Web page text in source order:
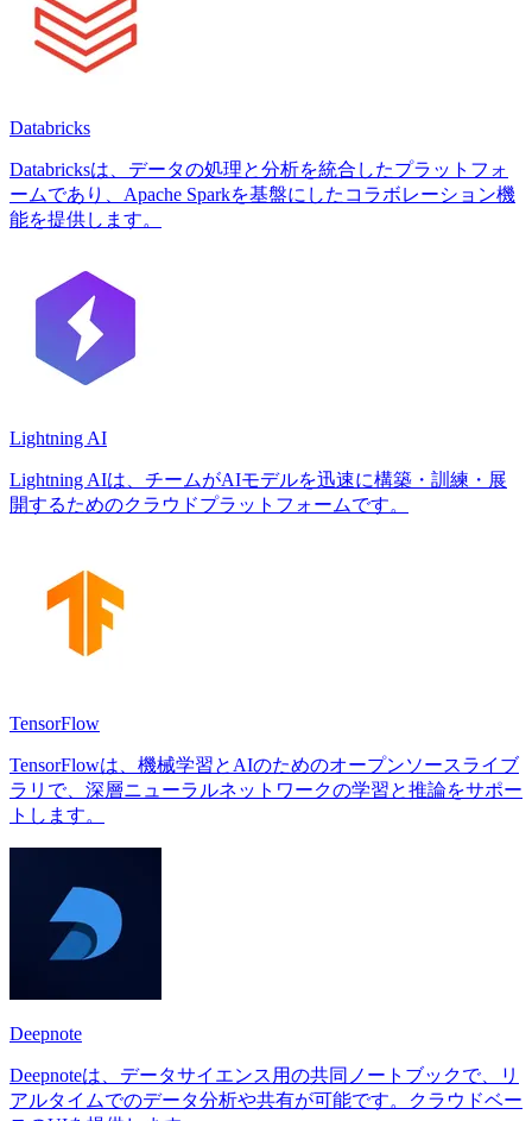
Databricks
Databricksは、データの処理と分析を統合したプラットフォ
ームであり、Apache Sparkを基盤にしたコラボレーション機
能を提供します。
Lightning AI
Lightning AIは、チームがAIモデルを迅速に構築・訓練・展
開するためのクラウドプラットフォームです。
TensorFlow
TensorFlowは、機械学習とAIのためのオープンソースライブ
ラリで、深層ニューラルネットワークの学習と推論をサポー
トします。
Deepnote
Deepnoteは、データサイエンス用の共同ノートブックで、リ
アルタイムでのデータ分析や共有が可能です。クラウドベー